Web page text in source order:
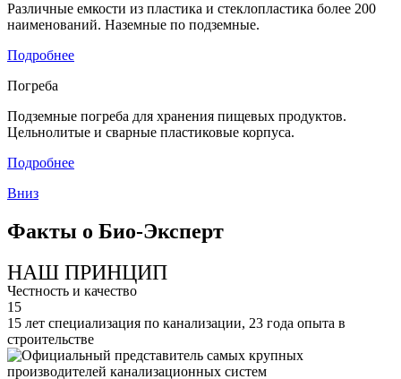
Различные емкости из пластика и стеклопластика более 200
наименований. Наземные по подземные.
Подробнее
Погреба
Подземные погреба для хранения пищевых продуктов.
Цельнолитые и сварные пластиковые корпуса.
Подробнее
Вниз
Факты о Био-Эксперт
НАШ ПРИНЦИП
Честность и качество
15
15 лет специализация по канализации, 23 года опыта в
строительстве